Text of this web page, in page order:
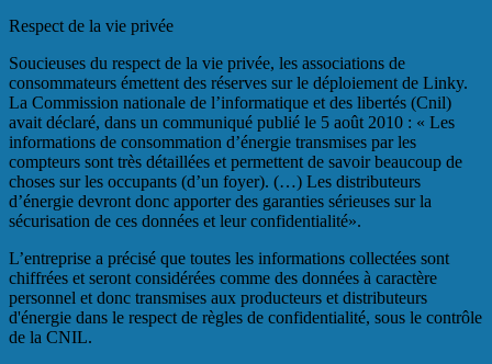
Respect de la vie privée
Soucieuses du respect de la vie privée, les associations de
consommateurs émettent des réserves sur le déploiement de Linky.
La Commission nationale de l’informatique et des libertés (Cnil)
avait déclaré, dans un communiqué publié le 5 août 2010 : « Les
informations de consommation d’énergie transmises par les
compteurs sont très détaillées et permettent de savoir beaucoup de
choses sur les occupants (d’un foyer). (…) Les distributeurs
d’énergie devront donc apporter des garanties sérieuses sur la
sécurisation de ces données et leur confidentialité».
L’entreprise a précisé que toutes les informations collectées sont
chiffrées et seront considérées comme des données à caractère
personnel et donc transmises aux producteurs et distributeurs
d'énergie dans le respect de règles de confidentialité, sous le contrôle
de la CNIL.